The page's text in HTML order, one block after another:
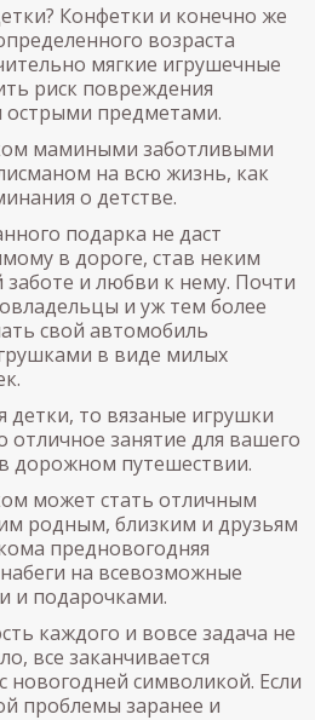
Конфетки и конечно же
возраста
мягкие игрушечные
риск повреждения
предметами.
мамиными заботливыми
на всю жизнь, как
о детстве.
подарка не даст
в дороге, став неким
и любви к нему. Почти
и уж тем более
свой автомобиль
в виде милых
детки, то вязаные игрушки
отличное занятие для вашего
дорожном путешествии.
может стать отличным
родным, близким и друзьям
предновогодняя
на всевозможные
и подарочками.
каждого и вовсе задача не
все заканчивается
символикой. Если
проблемы заранее и